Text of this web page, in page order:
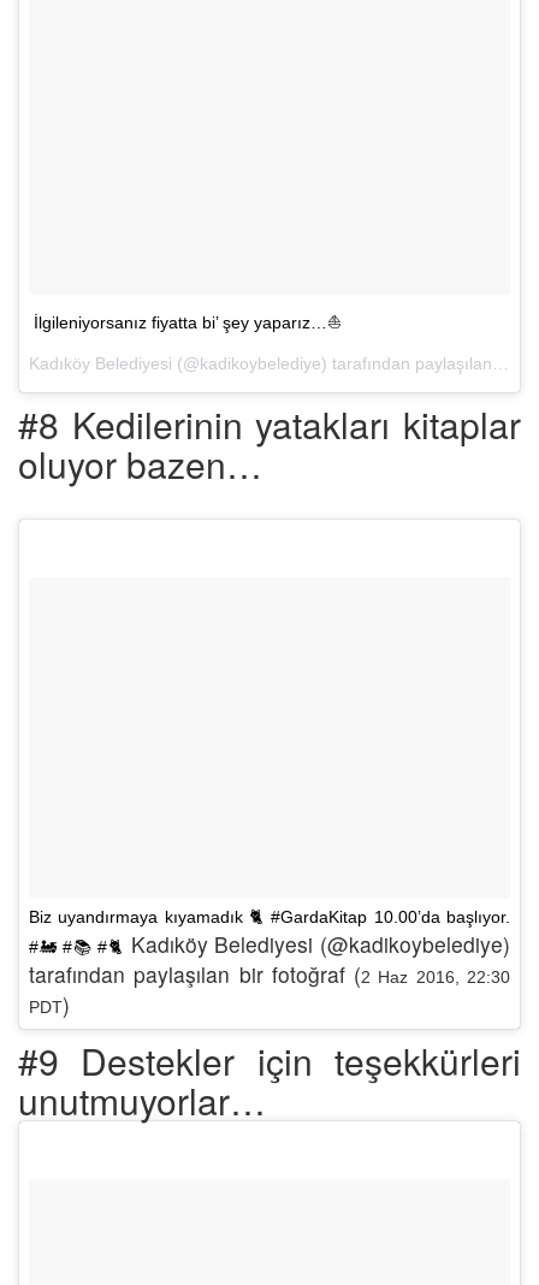
İlgileniyorsanız fiyatta bi’ şey yaparız…⛵️
#8 Kedilerinin yatakları kitaplar
oluyor bazen…
Biz uyandırmaya kıyamadık 🐈 #GardaKitap 10.00’da başlıyor.
#🚂 #📚 #🐈 Kadıköy Belediyesi (@kadikoybelediye)
tarafından paylaşılan bir fotoğraf (2 Haz 2016, 22:30
PDT)
#9 Destekler için teşekkürleri
unutmuyorlar…